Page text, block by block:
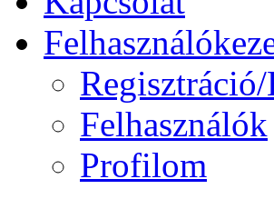
Felhasználók
Profilom